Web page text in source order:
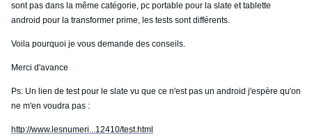
sont pas dans la même catégorie, pc portable pour la slate et tablette
android pour la transformer prime, les tests sont différents.
Voila pourquoi je vous demande des conseils.
Merci d'avance
Ps: Un lien de test pour le slate vu que ce n'est pas un android j'espère qu'on
ne m'en voudra pas :
http://www.lesnumeri...12410/test.html